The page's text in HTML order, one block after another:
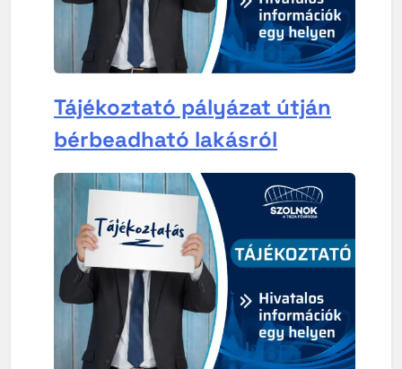
Tájékoztató pályázat útján
bérbeadható lakásról